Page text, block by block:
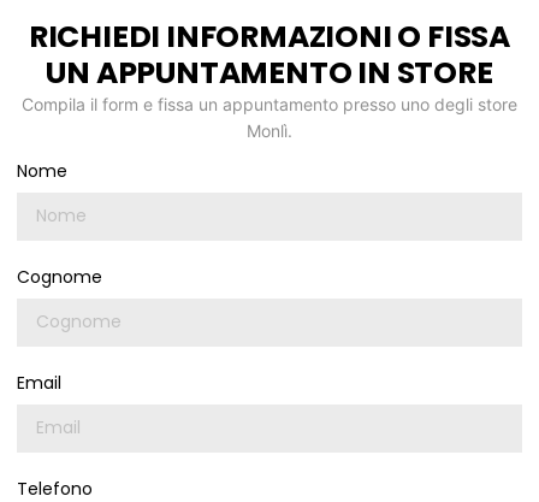
RICHIEDI INFORMAZIONI O FISSA
UN APPUNTAMENTO IN STORE
Compila il form e fissa un appuntamento presso uno degli store
Monlì.
Nome
Cognome
Email
Telefono